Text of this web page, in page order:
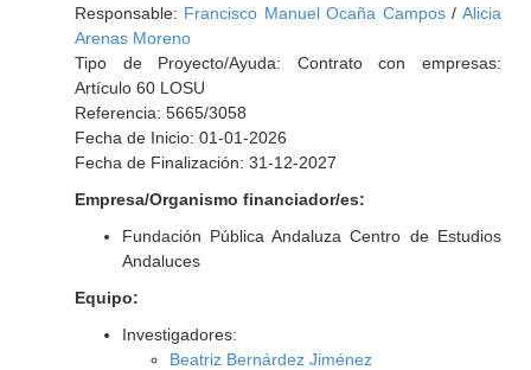
Responsable: Francisco Manuel Ocaña Campos/ Alicia
Arenas Moreno
Tipo de Proyecto/Ayuda: Contrato con empresas:
Artículo 60 LOSU
Referencia: 5665/3058
Fecha de Inicio: 01-01-2026
Fecha de Finalización: 31-12-2027
Empresa/Organismo financiador/es:
Fundación Pública Andaluza Centro de Estudios
Andaluces
Equipo:
Investigadores:
Beatriz Bernárdez Jiménez